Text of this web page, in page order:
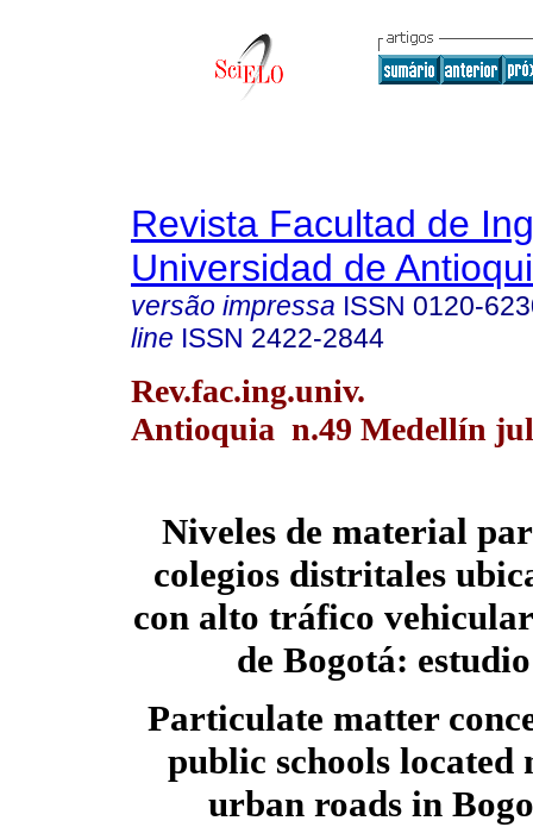
Revista Facultad de
Universidad de
versão impressa ISSN 0120-
line ISSN 2422-2844
Rev.fac.ing.univ.
Antioquia n.49 Medellín
Niveles de material
colegios distritales
con alto tráfico
de Bogotá:
Particulate matter
public schools located
urban roads in